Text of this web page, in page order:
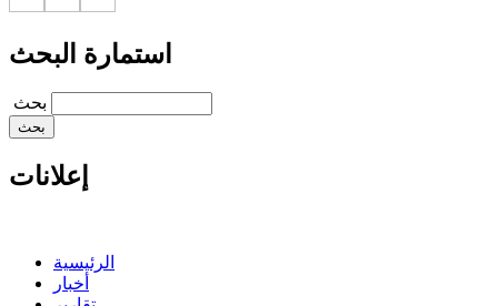
استمارة البحث
‏بحث ‏
إعلانات
الرئيسية
أخبار